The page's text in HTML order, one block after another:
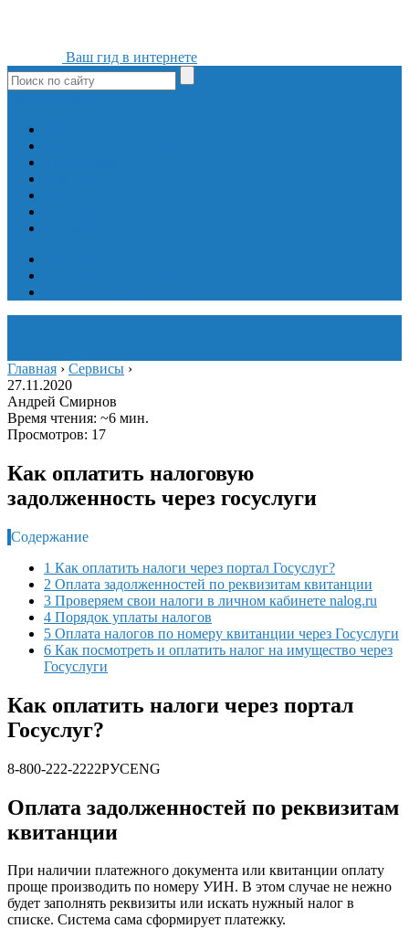
Ваш гид в интернете
Главная › Сервисы ›
27.11.2020
Андрей Смирнов
Время чтения: ~6 мин.
Просмотров: 17
Как оплатить налоговую
задолженность через госуслуги
Содержание
1 Как оплатить налоги через портал Госуслуг?
2 Оплата задолженностей по реквизитам квитанции
3 Проверяем свои налоги в личном кабинете nalog.ru
4 Порядок уплаты налогов
5 Оплата налогов по номеру квитанции через Госуслуги
6 Как посмотреть и оплатить налог на имущество через
Госуслуги
Как оплатить налоги через портал
Госуслуг?
8-800-222-2222РУСENG
Оплата задолженностей по реквизитам
квитанции
При наличии платежного документа или квитанции оплату
проще производить по номеру УИН. В этом случае не нежно
будет заполнять реквизиты или искать нужный налог в
списке. Система сама сформирует платежку.